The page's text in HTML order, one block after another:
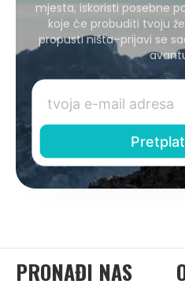
mjesta, iskoristi posebne
koje će probuditi tvoju
propusti ništa–prijavi se
PRONAĐI NAS